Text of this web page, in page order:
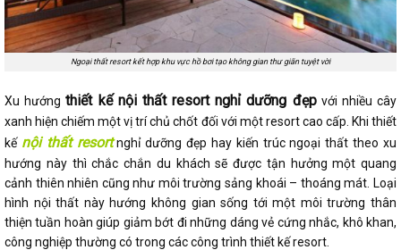
Ngoại thất resort kết hợp khu vực hồ bơi tạo không gian thư giãn tuyệt vời
Xu hướngthiết kế nội thất resort nghỉ dưỡng đẹpvới nhiều cây
xanh hiện chiếm một vị trí chủ chốt đối với một resort cao cấp. Khi thiết
kế nội thất resortnghỉ dưỡng đẹp hay kiến trúc ngoại thất theo xu
hướng này thì chắc chắn du khách sẽ được tận hưởng một quang
cảnh thiên nhiên cũng như môi trường sảng khoái – thoáng mát. Loại
hình nội thất này hướng không gian sống tới một môi trường thân
thiện tuần hoàn giúp giảm bớt đi những dáng vẻ cứng nhắc, khô khan,
công nghiệp thường có trong các công trình thiết kế resort.